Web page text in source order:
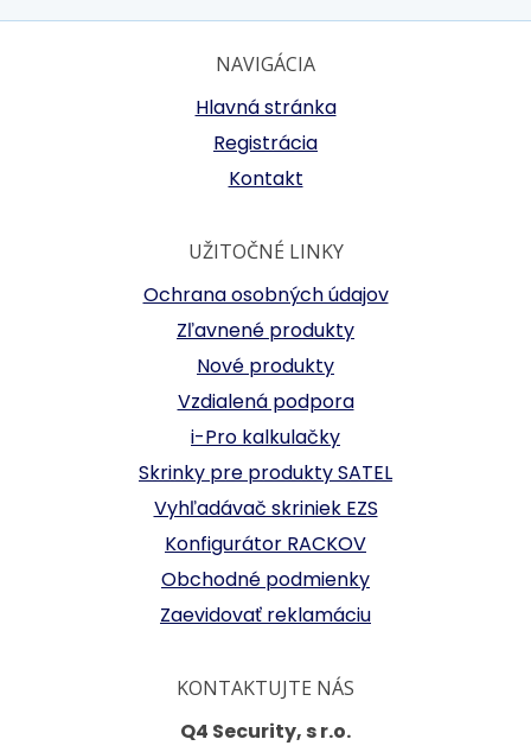
NAVIGÁCIA
Hlavná stránka
Registrácia
Kontakt
UŽITOČNÉ LINKY
Ochrana osobných údajov
Zľavnené produkty
Nové produkty
Vzdialená podpora
i-Pro kalkulačky
Skrinky pre produkty SATEL
Vyhľadávač skriniek EZS
Konfigurátor RACKOV
Obchodné podmienky
Zaevidovať reklamáciu
KONTAKTUJTE NÁS
Q4 Security, s r.o.